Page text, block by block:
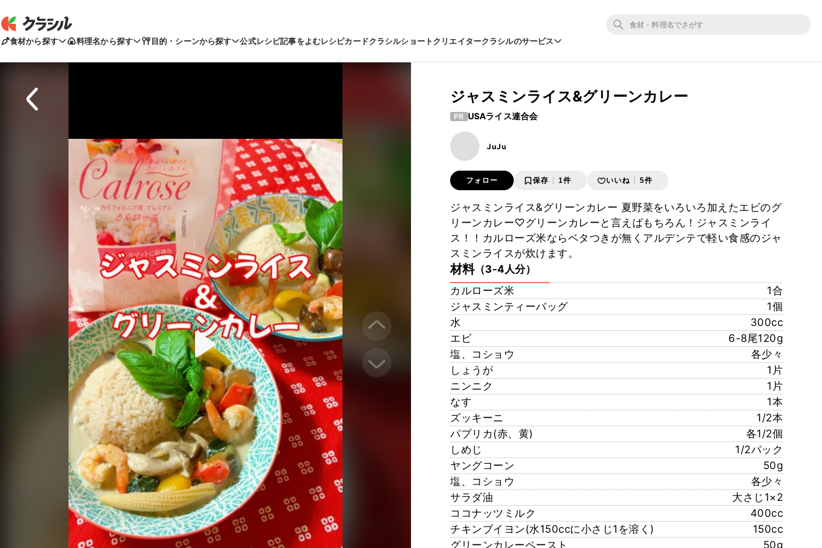
食材から探す 料理名から探す 目的・シーンから探す 公式レシピ記事をよむレシピカードクラシルショートクリエイタークラシルのサービス
ジャスミンライス&グリーンカレー
PR USAライス連合会
JuJu
フォロー 保存 1件 いいね 5件
ジャスミンライス&グリーンカレー 夏野菜をいろいろ加えたエビのグ
リーンカレー♡グリーンカレーと言えばもちろん！ジャスミンライ
ス！！カルローズ米ならベタつきが無くアルデンテで軽い食感のジャ
スミンライスが炊けます。
材料（3-4人分）
カルローズ米
1合
ジャスミンティーバッグ
1個
水
300cc
エビ
6-8尾120g
塩、コショウ
各少々
しょうが
1片
ニンニク
1片
なす
1本
ズッキーニ
1/2本
パプリカ(赤、黄)
各1/2個
しめじ
1/2パック
ヤングコーン
50g
塩、コショウ
各少々
サラダ油
大さじ1×2
ココナッツミルク
400cc
チキンブイヨン(水150ccに小さじ1を溶く)
150cc
グリーンカレーペースト
50g